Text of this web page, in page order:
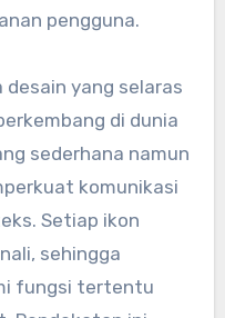
pengguna.
desain yang selaras
di dunia
sederhana namun
komunikasi
Setiap ikon
sehingga
fungsi tertentu